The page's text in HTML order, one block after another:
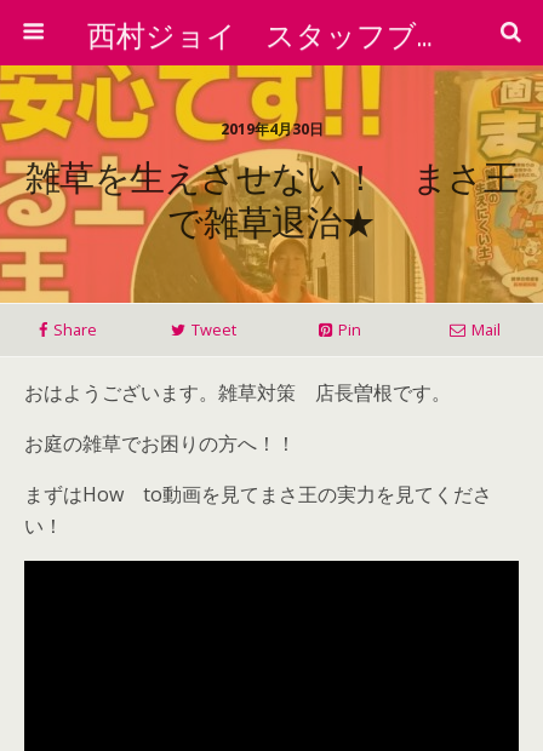
西村ジョイ スタッフブログ
2019年4月30日
雑草を生えさせない！ まさ王
で雑草退治★
Share Tweet Pin Mail
おはようございます。雑草対策 店長曽根です。
お庭の雑草でお困りの方へ！！
まずはHow to動画を見てまさ王の実力を見てくださ
い！